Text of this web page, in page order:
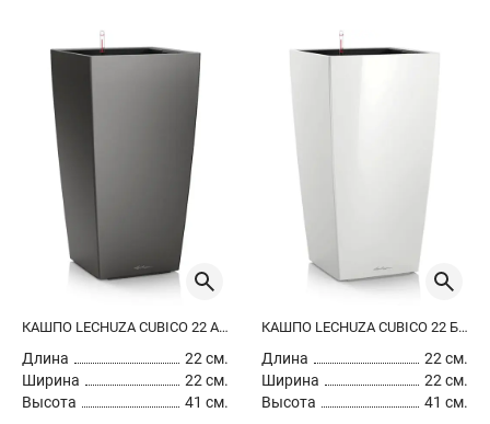
КАШПО LECHUZA CUBICO 22 АНТРАЦИТОВЫЙ МЕТАЛЛИК
Длина
22 см.
Ширина
22 см.
Высота
41 см.
КАШПО LECHUZA CUBICO 22 БЕЛЫЙ ЛАКИРОВАННЫЙ
Длина
22 см.
Ширина
22 см.
Высота
41 см.